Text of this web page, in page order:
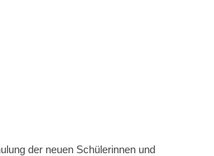
der neuen Schülerinnen und